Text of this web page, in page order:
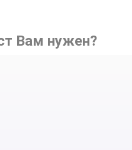
Вам нужен?